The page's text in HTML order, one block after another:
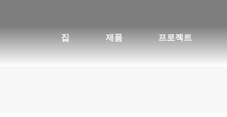
집 제품 프로젝트